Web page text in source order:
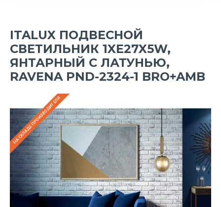
ITALUX ПОДВЕСНОЙ
СВЕТИЛЬНИК 1XE27X5W,
ЯНТАРНЫЙ C ЛАТУНЬЮ,
RAVENA PND-2324-1 BRO+AMB
НА СКЛАДЕ ПРОИЗВОДИТЕЛЯ